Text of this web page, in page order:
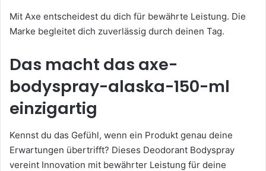
Mit Axe entscheidest du dich für bewährte Leistung. Die
Marke begleitet dich zuverlässig durch deinen Tag.
Das macht das axe-
bodyspray-alaska-150-ml
einzigartig
Kennst du das Gefühl, wenn ein Produkt genau deine
Erwartungen übertrifft? Dieses Deodorant Bodyspray
vereint Innovation mit bewährter Leistung für deine